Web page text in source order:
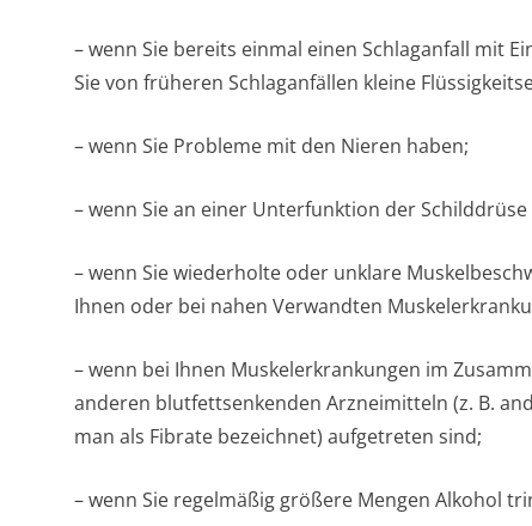
– wenn Sie bereits einmal einen Schlaganfall mit
Sie von früheren Schlaganfällen kleine
– wenn Sie Probleme mit den Nieren haben;
– wenn Sie an einer Unterfunktion der
– wenn Sie wiederholte oder unklare
Ihnen oder bei nahen Verwandten
– wenn bei Ihnen Muskelerkrankungen im
anderen blutfettsenkenden Arzneimitteln (z. B.
man als Fibrate bezeichnet) aufgetreten sind;
– wenn Sie regelmäßig größere Mengen Alkohol